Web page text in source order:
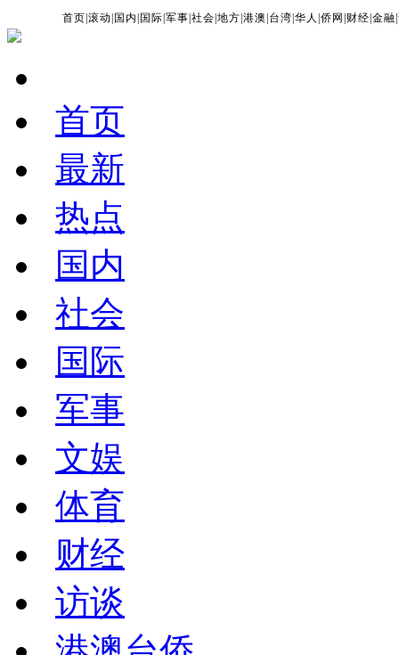
首页 |滚动 国内 国际 |军事 |社会 |地方 |港澳 台湾 |华人 |侨网 财经 |金融 |
首页
最新
热点
国内
社会
国际
军事
文娱
体育
财经
访谈